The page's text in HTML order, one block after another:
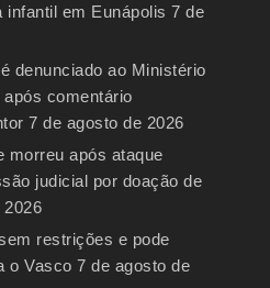
infantil em Eunápolis 7 de
denunciado ao Ministério
comentário
7 de agosto de 2026
morreu após ataque
judicial por doação de
2026
restrições e pode
o Vasco 7 de agosto de